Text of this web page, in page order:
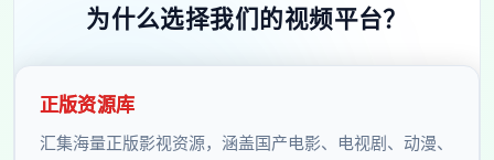
为什么选择我们的视频平台？
正版资源库
汇集海量正版影视资源，涵盖国产电影、电视剧、动漫、